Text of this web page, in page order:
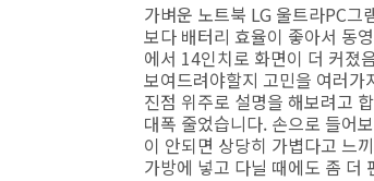
가벼운 노트북 LG 울트라PC
보다 배터리 효율이 좋아서 동
에서 14인치로 화면이 더 커졌
보여드려야할지 고민을 여러
진점 위주로 설명을 해보려고
대폭 줄었습니다. 손으로 들어
이 안되면 상당히 가볍다고 느
가방에 넣고 다닐 때에도 좀 더